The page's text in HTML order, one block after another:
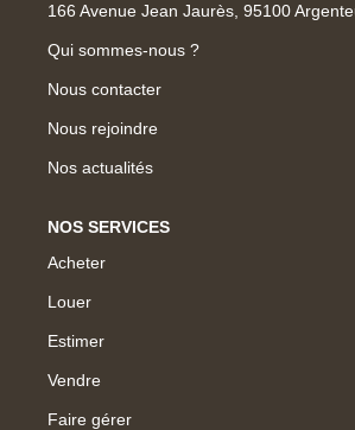
L'AGENCE
166 Avenue Jean Jaurès, 95100
Qui sommes-nous ?
Nous contacter
Nous rejoindre
Nos actualités
NOS SERVICES
Acheter
Louer
Estimer
Vendre
Faire gérer